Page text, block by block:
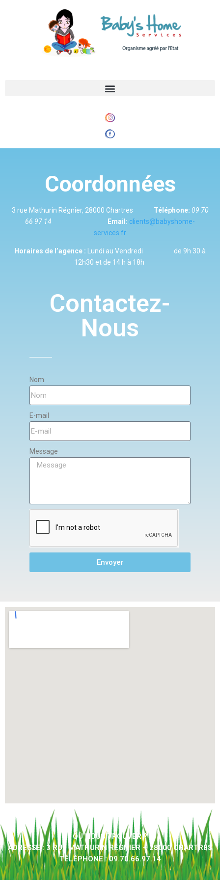
Coordonnées
3 rue Mathurin Régnier, 28000 Chartres Téléphone: 09 70
66 97 14
Email: clients@babyshome-
services.fr
Horaires de l’agence : Lundi au Vendredi de 9h 30 à
12h30 et de 14 h à 18h
Contactez-
Nous
Nom
E-mail
Message
Envoyer
OÙ NOUS TROUVER ?
ADRESSE : 3 RUE MATHURIN RÉGNIER – 28000 CHARTRES
TÉLÉPHONE : 09.70.66.97.14